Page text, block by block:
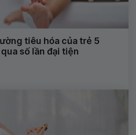
tiêu hóa của trẻ 5
số lần đại tiện